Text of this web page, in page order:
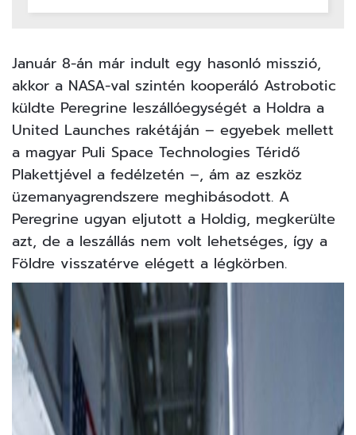
Január 8-án már indult egy hasonló misszió,
akkor a NASA-val szintén kooperáló Astrobotic
küldte Peregrine leszállóegységét a Holdra a
United Launches rakétáján – egyebek mellett
a magyar Puli Space Technologies Téridő
Plakettjével a fedélzetén –, ám az eszköz
üzemanyagrendszere meghibásodott. A
Peregrine ugyan eljutott a Holdig, megkerülte
azt, de a leszállás nem volt lehetséges, így a
Földre visszatérve elégett a légkörben.